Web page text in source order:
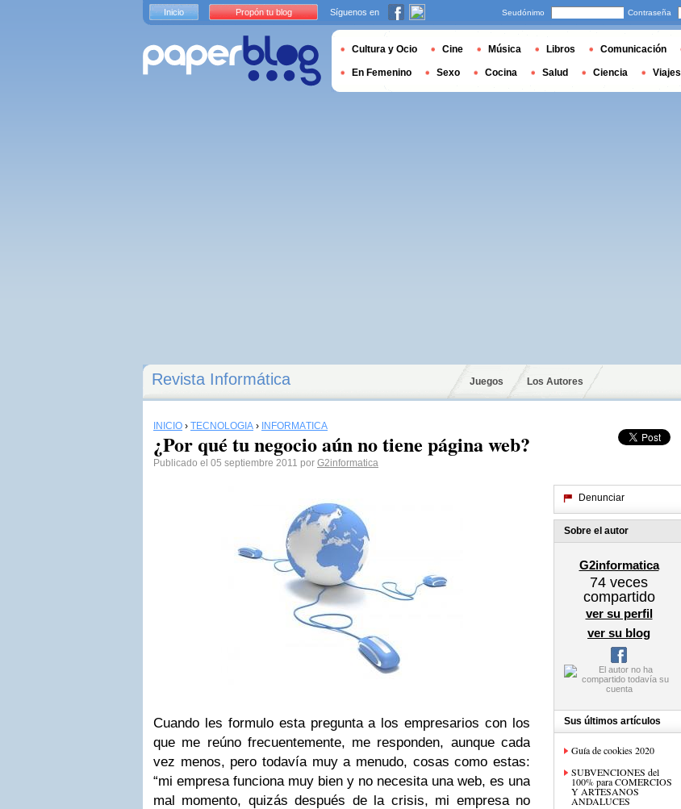
Revista Informática Juegos Los Autores
INICIO › TECNOLOGÍA › INFORMÁTICA
¿Por qué tu negocio aún no tiene página web?
Publicado el 05 septiembre 2011 por G2informatica
Cuando les formulo esta pregunta a los empresarios con los
que me reúno frecuentemente, me responden, aunque cada
vez menos, pero todavía muy a menudo, cosas como estas:
“mi empresa funciona muy bien y no necesita una web, es una
mal momento, quizás después de la crisis, mi empresa no
Denunciar
Sobre el autor
G2informatica
74 veces
compartido
ver su perfil
ver su blog
Sus últimos artículos
Guía de cookies 2020
SUBVENCIONES del
100% para COMERCIOS
Y ARTESANOS
ANDALUCES
Inicio Propón tu blog Síguenos en Seudónimo Contraseña
Cultura y Ocio Cine Música Libros Comunicación
En Femenino Sexo Cocina Salud Ciencia Viajes